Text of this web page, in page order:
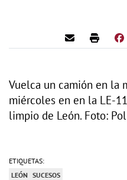
Vuelca un camión en la
miércoles en en la LE-
limpio de León. Foto:
ETIQUETAS:
LEÓN SUCESOS